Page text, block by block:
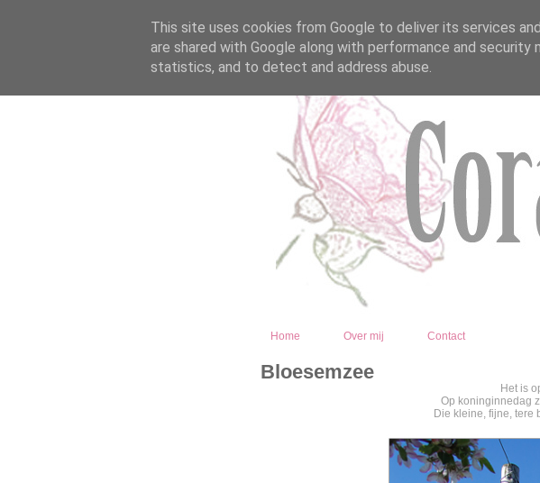
Home Over mij Contact
Bloesemzee
Het is
Op koninginnedag
Die kleine, fijne, tere
This site uses cookies from Google to deliver its services
are shared with Google along with performance and
statistics, and to detect and address abuse.